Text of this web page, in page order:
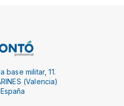
base militar, 11.
(Valencia)
España